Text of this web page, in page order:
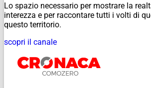
Lo spazio necessario per mostrare la
interezza e per raccontare tutti i volti di
questo territorio.
scopri il canale